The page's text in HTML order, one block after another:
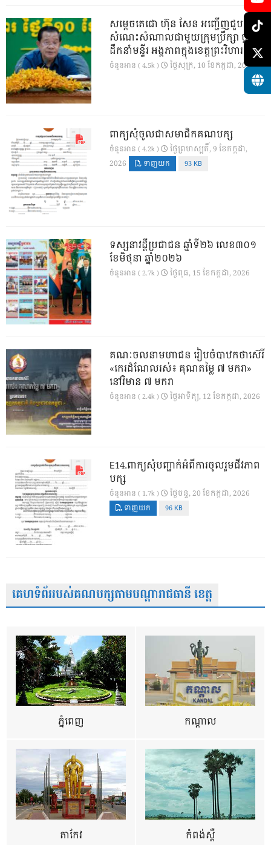
សម្តេចតេជោ ហ៊ុន សែន អញ្ជើញជួប
សំណេះសំណាលជាមួយក្រុមប្រឹក្សា ថ្នាក់
ដឹកនាំមន្ទីរ អង្គភាពក្នុងខេត្តព្រះវិហារ
ចំនួនអាន ( 4.5k ) ថ្ងៃ​សុក្រ, 10 ខែ​កក្កដា, 2026
ពាក្យសុំចូលជាសមាជិកគណបក្ស
ចំនួនអាន ( 4.2k )
ថ្ងៃ​ព្រហស្បតិ៍, 9 ខែ​កក្កដា,
2026
ទាញយក 93 KB
ទស្សនាវដ្ដីប្រជាជន ឆ្នាំទី២៦ លេខ៣០១
ខែមិថុនា ឆ្នាំ២០២៦
ចំនួនអាន ( 2.7k ) ថ្ងៃ​ពុធ, 15 ខែ​កក្កដា, 2026
គណៈចលនាមហាជន រៀបចំបាឋកថាស៊េរី
«កេរដំណែលរស់៖ គុណតម្លៃ ៧ មករា»
នៅវិមាន ៧ មករា
ចំនួនអាន ( 2.4k ) ថ្ងៃ​អាទិត្យ, 12 ខែ​កក្កដា, 2026
E14.ពាក្យសុំបញ្ជាក់អំពីការចូលរួមជីវភាព
បក្ស
ចំនួនអាន ( 1.7k ) ថ្ងៃ​ចន្ទ, 20 ខែ​កក្កដា, 2026
ទាញយក 96 KB
គេហទំព័ររបស់គណបក្សតាមបណ្តារាជធានី ខេត្ត
ភ្នំពេញ កណ្តាល
តាកែវ កំពង់ស្ពឺ